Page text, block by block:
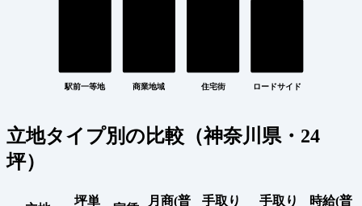
駅前一等地 商業地域 住宅街 ロードサイド
立地タイプ別の比較（神奈川県・24
坪）
坪単
月商(普
手取り
手取り
時給(普